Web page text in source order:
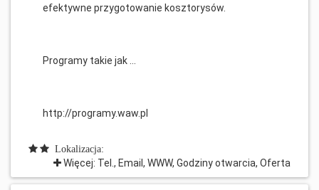
efektywne przygotowanie kosztorysów.
Programy takie jak ...
http://programy.waw.pl
Lokalizacja:
Więcej: Tel., Email, WWW, Godziny otwarcia, Oferta